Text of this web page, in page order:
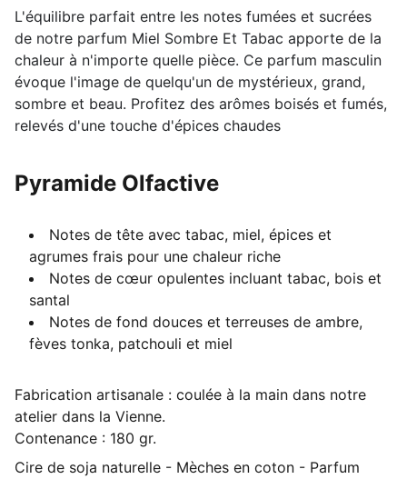
L'équilibre parfait entre les notes fumées et sucrées
de notre parfum Miel Sombre Et Tabac apporte de la
chaleur à n'importe quelle pièce. Ce parfum masculin
évoque l'image de quelqu'un de mystérieux, grand,
sombre et beau. Profitez des arômes boisés et fumés,
relevés d'une touche d'épices chaudes
Pyramide Olfactive
Notes de tête avec tabac, miel, épices et
agrumes frais pour une chaleur riche
Notes de cœur opulentes incluant tabac, bois et
santal
Notes de fond douces et terreuses de ambre,
fèves tonka, patchouli et miel
Fabrication artisanale : coulée à la main dans notre
atelier dans la Vienne.
Contenance : 180 gr.
Cire de soja naturelle - Mèches en coton - Parfum